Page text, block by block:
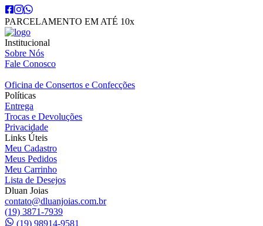
PARCELAMENTO EM ATÉ 10x
Institucional
Sobre Nós
Fale Conosco
Oficina de Consertos e Confecções
Políticas
Entrega
Trocas e Devoluções
Privacidade
Links Úteis
Meu Cadastro
Meus Pedidos
Meu Carrinho
Lista de Desejos
Dluan Joias
contato@dluanjoias.com.br
(19) 3871-7939
(19) 98914-9581